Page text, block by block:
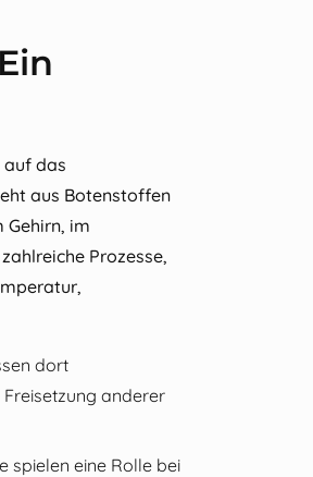
auf das
aus Botenstoffen
Gehirn, im
Prozesse,
dort
Freisetzung anderer
spielen eine Rolle bei